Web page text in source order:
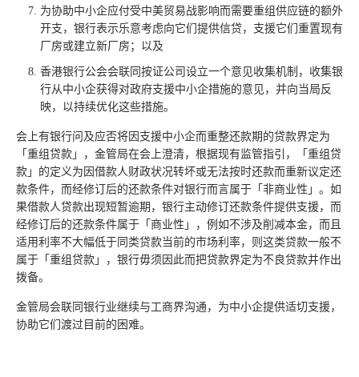
为协助中小企应付受中美贸易战影响而需要重组供应链的额外
开支，银行表示乐意考虑向它们提供信贷，支援它们重置现有
厂房或建立新厂房；以及
香港银行公会会联同按证公司设立一个意见收集机制，收集银
行从中小企获得对政府支援中小企措施的意见，并向当局反
映，以持续优化这些措施。
会上有银行问及应否将因支援中小企而重整还款期的贷款界定为
「重组贷款」，金管局在会上澄清，根据现有监管指引，「重组贷
款」的定义为因借款人财政状况转坏或无法按时还款而重新议定还
款条件，而经修订后的还款条件对银行而言属于「非商业性」。如
果借款人贷款出现短暂逾期，银行主动修订还款条件提供支援，而
经修订后的还款条件属于「商业性」，例如不涉及削减本金，而且
适用利率不大幅低于同类贷款当前的市场利率，则这类贷款一般不
属于「重组贷款」，银行毋须因此而把贷款界定为不良贷款并作出
拨备。
金管局会联同银行业继续与工商界沟通，为中小企提供适切支援，
协助它们渡过目前的困难。